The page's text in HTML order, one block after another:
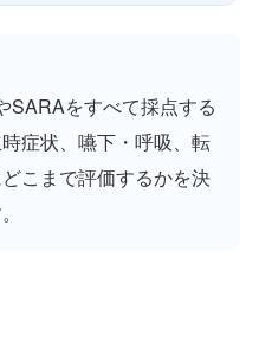
SARAをすべて採点する
症状、嚥下・呼吸、転
こまで評価するかを決